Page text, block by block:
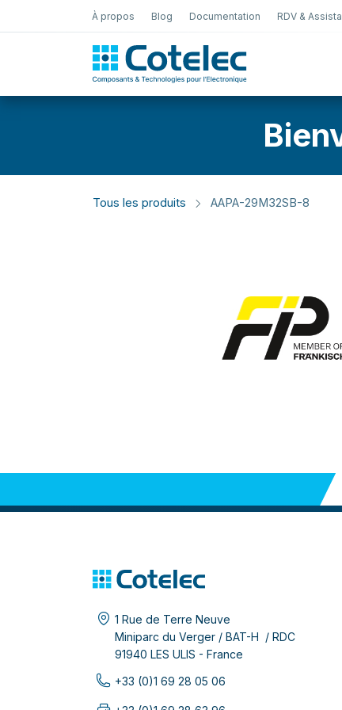
À propos Blog Documentation RDV &
Tous les produits AAPA-29M32SB-8
1 Rue de Terre Neuve
Miniparc du Verger / BAT-H / RDC
91940 LES ULIS - France
+33 (0)1 69 28 05 06